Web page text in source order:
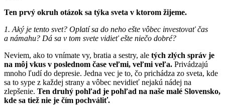
Ten prvý okruh otázok sa týka sveta v ktorom žijeme.
1. Aký je tento svet? Oplatí sa do neho ešte vôbec investovať čas
a námahu? Dá sa v tom svete vidieť ešte niečo dobré?
Neviem, ako to vnímate vy, bratia a sestry, ale tých zlých správ je
na môj vkus v poslednom čase veľmi, veľmi veľa. Privádzajú
mnoho ľudí do depresie. Jedna vec je to, čo prichádza zo sveta, kde
sa to sype z každej strany a vôbec nevidieť nejakú nádej na
zlepšenie. Ten druhý pohľad je pohľad na naše malé Slovensko,
kde sa tiež nie je čím pochváliť.